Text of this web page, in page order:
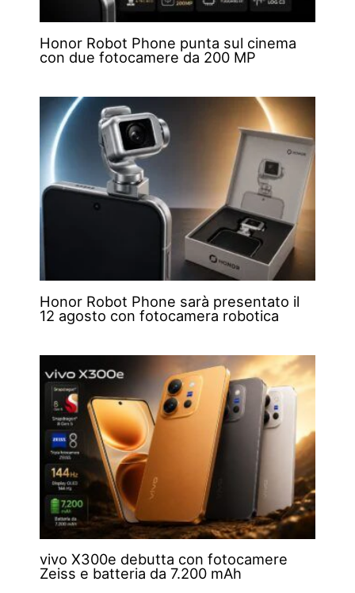
Honor Robot Phone punta sul cinema
con due fotocamere da 200 MP
Honor Robot Phone sarà presentato il
12 agosto con fotocamera robotica
vivo X300e debutta con fotocamere
Zeiss e batteria da 7.200 mAh